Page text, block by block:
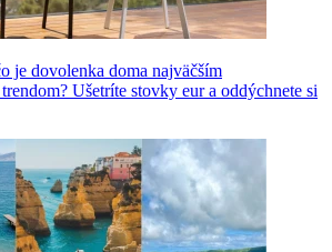
je dovolenka doma najväčším
Ušetríte stovky eur a oddýchnete si